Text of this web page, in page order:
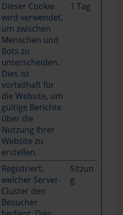
Dieser Cookie
wird verwendet,
um zwischen
Menschen und
Bots zu
unterscheiden.
Dies ist
vorteilhaft für
die Website, um
gültige Berichte
über die
Nutzung Ihrer
Website zu
erstellen.
1 Tag
Registriert,
welcher Server-
Cluster den
Besucher
Sitzun
g